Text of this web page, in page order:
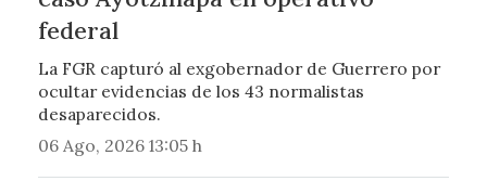
federal
La FGR capturó al exgobernador de Guerrero por
ocultar evidencias de los 43 normalistas
desaparecidos.
06 Ago, 2026 13:05 h